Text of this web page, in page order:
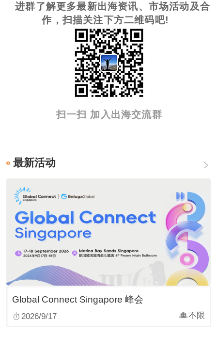
进群了解更多最新出海资讯、市场活动及合
作，扫描关注下方二维码吧!
扫一扫 加入出海交流群
最新活动
Global Connect Singapore 峰会
2026/9/17 不限